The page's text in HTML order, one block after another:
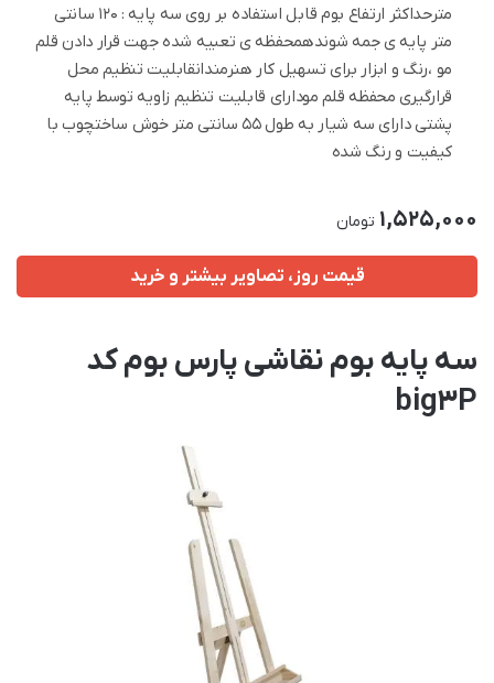
مترحداکثر ارتفاع بوم قابل استفاده بر روی سه پایه : 120 سانتی
متر پایه ی جمه شوندهمحفظه ی تعبیه شده جهت قرار دادن قلم
مو ،رنگ و ابزار برای تسهیل کار هنرمندانقابلیت تنظیم محل
قرارگیری محفظه قلم مودارای قابلیت تنظیم زاویه توسط پایه
پشتی دارای سه شیار به طول ۵۵ سانتی متر خوش ساختچوب با
کیفیت و رنگ شده
1,525,000 تومان
قیمت روز، تصاویر بیشتر و خرید
سه پایه بوم نقاشی پارس بوم کد
big3P